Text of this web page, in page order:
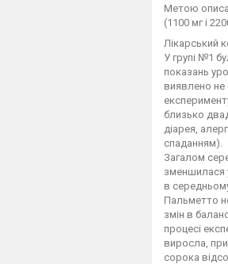
Метою
(1100 мг і
Лікарський
У групі №1
показань
виявлено не
близько
діарея,
спаданням).
Загалом
зменшилася
в
Пальметто
змін в
процесі
виросла, при
сорока